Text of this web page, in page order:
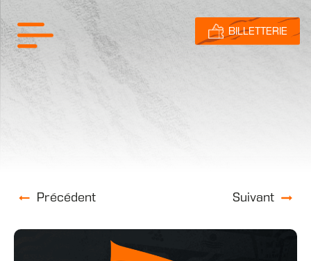
Précédent Suivant
BILLETTERIE